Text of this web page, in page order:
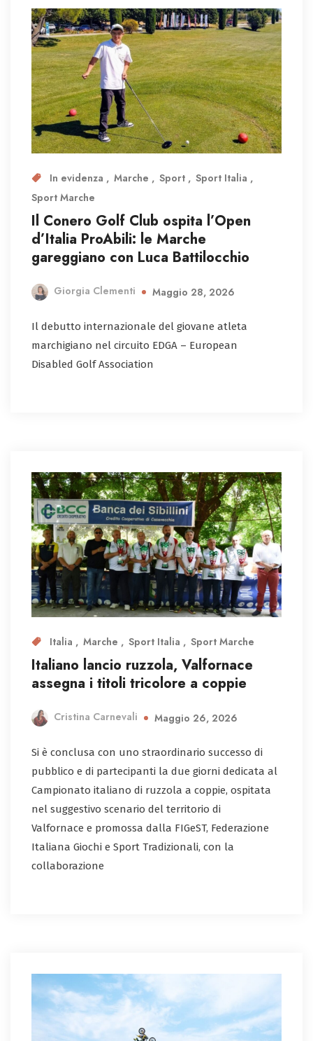
In evidenza Marche Sport
Sport Italia
Sport Marche
Il Conero Golf Club ospita l’Open
d’Italia ProAbili: le Marche
gareggiano con Luca Battilocchio
Giorgia Clementi Maggio 28, 2026
Il debutto internazionale del giovane atleta
marchigiano nel circuito EDGA – European
Disabled Golf Association
Italia Marche Sport Italia Sport Marche
Italiano lancio ruzzola, Valfornace
assegna i titoli tricolore a coppie
Cristina Carnevali Maggio 26, 2026
Si è conclusa con uno straordinario successo di
pubblico e di partecipanti la due giorni dedicata al
Campionato italiano di ruzzola a coppie, ospitata
nel suggestivo scenario del territorio di
Valfornace e promossa dalla FIGeST, Federazione
Italiana Giochi e Sport Tradizionali, con la
collaborazione